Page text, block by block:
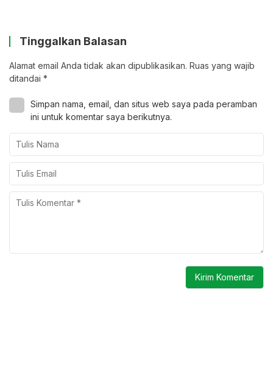
Tinggalkan Balasan
Alamat email Anda tidak akan dipublikasikan. Ruas yang wajib
ditandai *
Simpan nama, email, dan situs web saya pada peramban
ini untuk komentar saya berikutnya.